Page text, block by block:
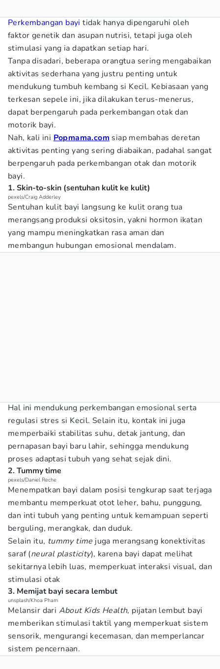
Perkembangan bayi tidak hanya dipengaruhi oleh
faktor genetik dan asupan nutrisi, tetapi juga oleh
stimulasi yang ia dapatkan setiap hari.
Tanpa disadari, beberapa orangtua sering mengabaikan
aktivitas sederhana yang justru penting untuk
mendukung tumbuh kembang si Kecil. Kebiasaan yang
terkesan sepele ini, jika dilakukan terus-menerus,
dapat berpengaruh pada perkembangan otak dan
motorik bayi.
Nah, kali ini Popmama.com siap membahas deretan
aktivitas penting yang sering diabaikan, padahal sangat
berpengaruh pada perkembangan otak dan motorik
bayi.
1. Skin-to-skin (sentuhan kulit ke kulit)
pexels/Craig Adderley
Sentuhan kulit bayi langsung ke kulit orang tua
merangsang produksi oksitosin, yakni hormon ikatan
yang mampu meningkatkan rasa aman dan
membangun hubungan emosional mendalam.
Hal ini mendukung perkembangan emosional serta
regulasi stres si Kecil. Selain itu, kontak ini juga
memperbaiki stabilitas suhu, detak jantung, dan
pernapasan bayi baru lahir, sehingga mendukung
proses adaptasi tubuh yang sehat sejak dini.
2. Tummy time
pexels/Daniel Reche
Menempatkan bayi dalam posisi tengkurap saat terjaga
membantu memperkuat otot leher, bahu, punggung,
dan inti tubuh yang penting untuk kemampuan seperti
berguling, merangkak, dan duduk.
Selain itu, tummy time juga merangsang konektivitas
saraf (neural plasticity), karena bayi dapat melihat
sekitarnya lebih luas, memperkuat interaksi visual, dan
stimulasi otak
3. Memijat bayi secara lembut
unsplash/Khoa Pham
Melansir dari About Kids Health, pijatan lembut bayi
memberikan stimulasi taktil yang memperkuat sistem
sensorik, mengurangi kecemasan, dan memperlancar
sistem pencernaan.